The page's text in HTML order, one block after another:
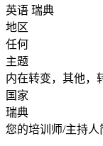
英语 瑞典
地区
任何
主题
内在转变，其他，
国家
瑞典
您的培训师/主持人